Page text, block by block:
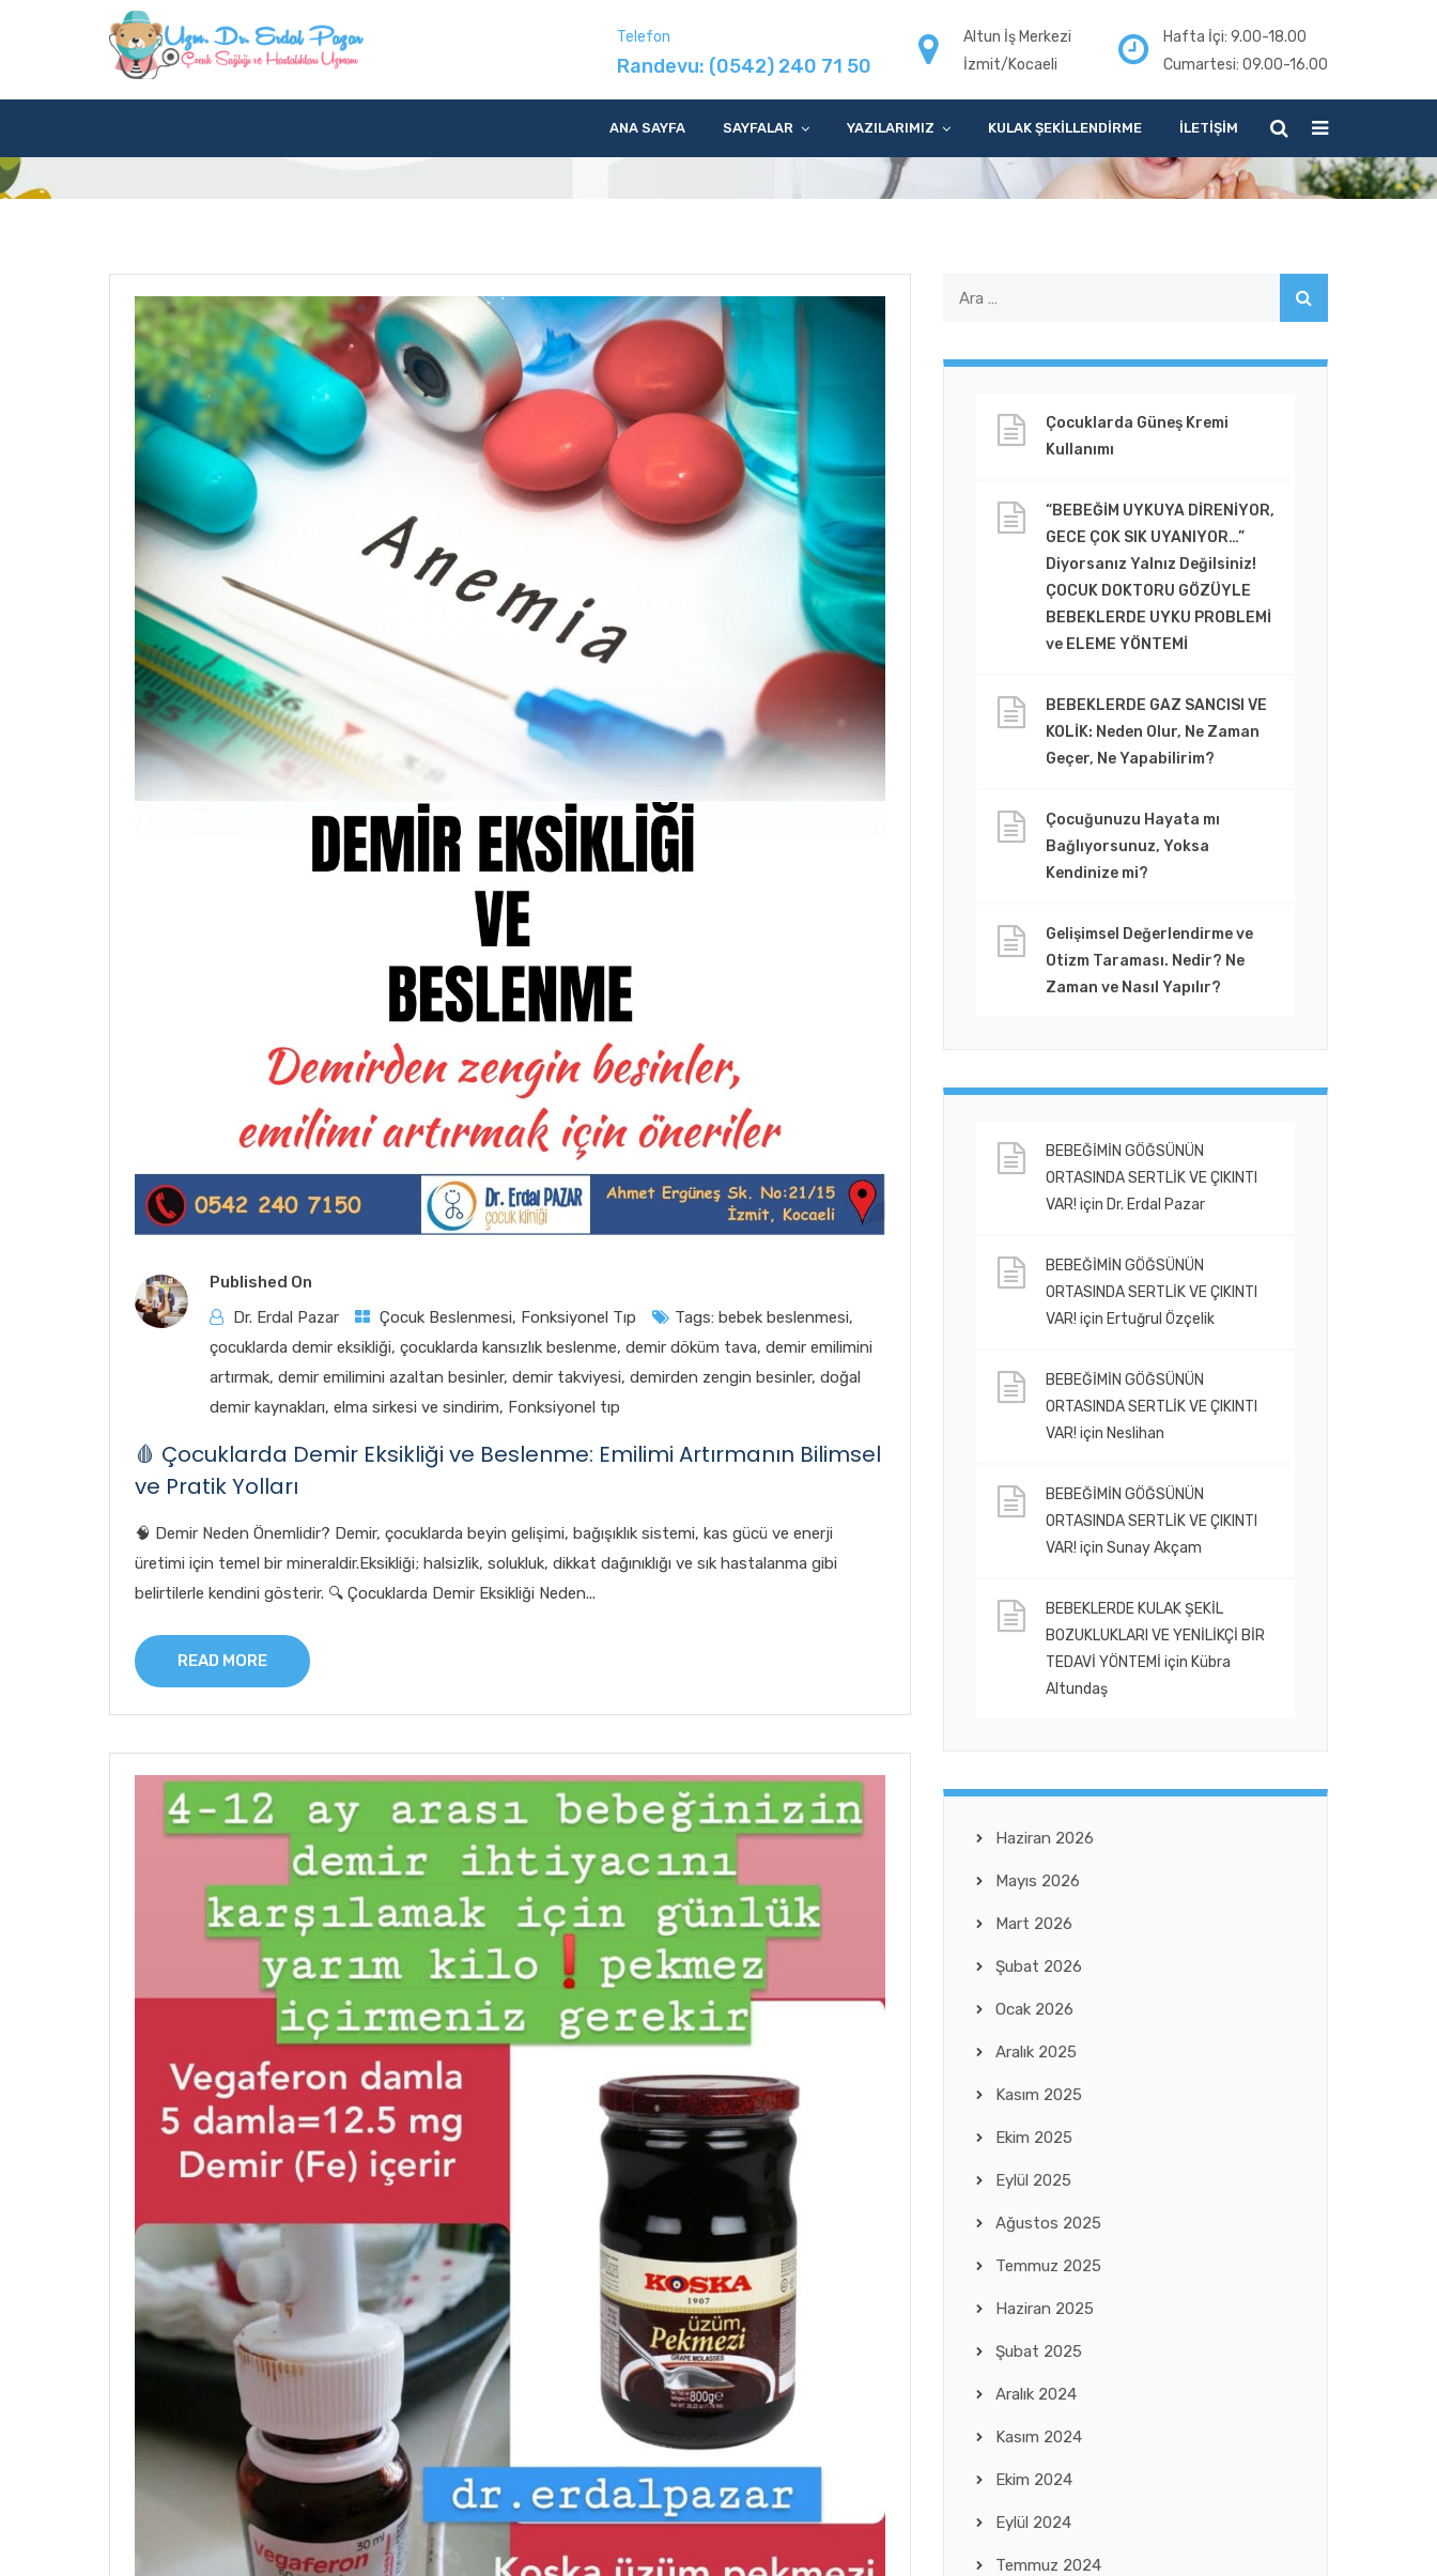
Telefon
Randevu: (0542) 240 71 50
Altun İş Merkezi
İzmit/Kocaeli
Hafta İçi: 9.00-18.00
Cumartesi: 09.00-16.00
ANA SAYFA SAYFALAR YAZILARIMIZ KULAK ŞEKILLENDIRME İLETIŞIM
Tag Archives: demir takviyesi
Published On
Dr. Erdal Pazar
Çocuk Beslenmesi, Fonksiyonel Tıp Tags: bebek beslenmesi,
çocuklarda demir eksikliği, çocuklarda kansızlık beslenme, demir döküm tava, demir emilimini
artırmak, demir emilimini azaltan besinler, demir takviyesi, demirden zengin besinler, doğal
demir kaynakları, elma sirkesi ve sindirim, Fonksiyonel tıp
🩸 Çocuklarda Demir Eksikliği ve Beslenme: Emilimi Artırmanın Bilimsel
ve Pratik Yolları
🧠 Demir Neden Önemlidir? Demir, çocuklarda beyin gelişimi, bağışıklık sistemi, kas gücü ve enerji
üretimi için temel bir mineraldir.Eksikliği; halsizlik, solukluk, dikkat dağınıklığı ve sık hastalanma gibi
belirtilerle kendini gösterir. 🔍 Çocuklarda Demir Eksikliği Neden...
READ MORE
Çocuklarda Güneş Kremi
Kullanımı
“BEBEĞİM UYKUYA DİRENİYOR,
GECE ÇOK SIK UYANIYOR…”
Diyorsanız Yalnız Değilsiniz!
ÇOCUK DOKTORU GÖZÜYLE
BEBEKLERDE UYKU PROBLEMİ
ve ELEME YÖNTEMİ
BEBEKLERDE GAZ SANCISI VE
KOLİK: Neden Olur, Ne Zaman
Geçer, Ne Yapabilirim?
Çocuğunuzu Hayata mı
Bağlıyorsunuz, Yoksa
Kendinize mi?
Gelişimsel Değerlendirme ve
Otizm Taraması. Nedir? Ne
Zaman ve Nasıl Yapılır?
BEBEĞİMİN GÖĞSÜNÜN
ORTASINDA SERTLİK VE ÇIKINTI
VAR! için Dr. Erdal Pazar
BEBEĞİMİN GÖĞSÜNÜN
ORTASINDA SERTLİK VE ÇIKINTI
VAR! için Ertuğrul Özçelik
BEBEĞİMİN GÖĞSÜNÜN
ORTASINDA SERTLİK VE ÇIKINTI
VAR! için Neslihan
BEBEĞİMİN GÖĞSÜNÜN
ORTASINDA SERTLİK VE ÇIKINTI
VAR! için Sunay Akçam
BEBEKLERDE KULAK ŞEKİL
BOZUKLUKLARI VE YENİLİKÇİ BİR
TEDAVİ YÖNTEMİ için Kübra
Altundaş
Haziran 2026
Mayıs 2026
Mart 2026
Şubat 2026
Ocak 2026
Aralık 2025
Kasım 2025
Ekim 2025
Eylül 2025
Ağustos 2025
Temmuz 2025
Haziran 2025
Şubat 2025
Aralık 2024
Kasım 2024
Ekim 2024
Eylül 2024
Temmuz 2024